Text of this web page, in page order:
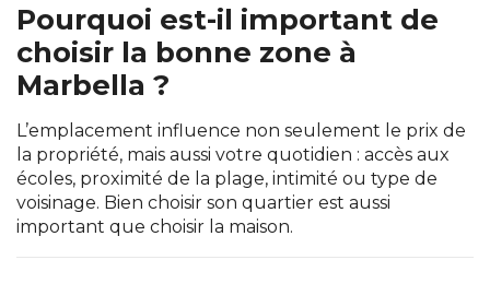
Pourquoi est-il important de
choisir la bonne zone à
Marbella ?
L’emplacement influence non seulement le prix de
la propriété, mais aussi votre quotidien : accès aux
écoles, proximité de la plage, intimité ou type de
voisinage. Bien choisir son quartier est aussi
important que choisir la maison.